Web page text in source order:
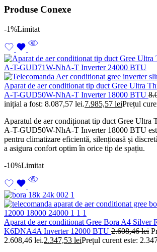
Produse Conexe
-1%Limitat
Aparat de aer conditionat tip duct Gree Ultra
A-T-GUD50W-NhA-T Inverter 18000 BTU
inițial a fost: 8.087,57 lei.7.985,57 leiPrețul
Aparatul de aer condiționat tip duct Gree Ultra
A-T-GUD50W-NhA-T Inverter 18000 BTU
pentru climatizare eficientă, silențioasă și
a asigura confort optim în orice tip de spațiu.
-10%Limitat
Aparat de aer conditionat Gree Bora A4
K6DNA4A Inverter 12000 BTU 2.608,46lei
2.608,46 lei.2.347,53 leiPrețul curent este: